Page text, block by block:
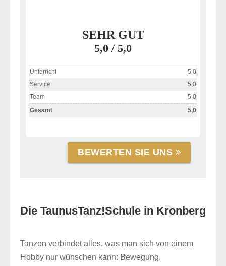
SEHR GUT
5,0 / 5,0
Unterricht
5,0
Service
5,0
Team
5,0
Gesamt
5,0
BEWERTEN SIE UNS
Die TaunusTanz!Schule in Kronberg
Tanzen verbindet alles, was man sich von einem
Hobby nur wünschen kann: Bewegung,